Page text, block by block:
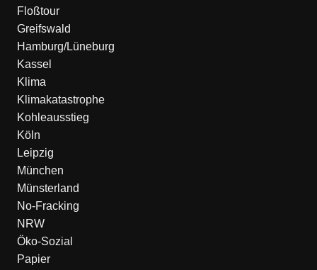
Floßtour
Greifswald
Hamburg/Lüneburg
Kassel
Klima
Klimakatastrophe
Kohleausstieg
Köln
Leipzig
München
Münsterland
No-Fracking
NRW
Öko-Sozial
Papier